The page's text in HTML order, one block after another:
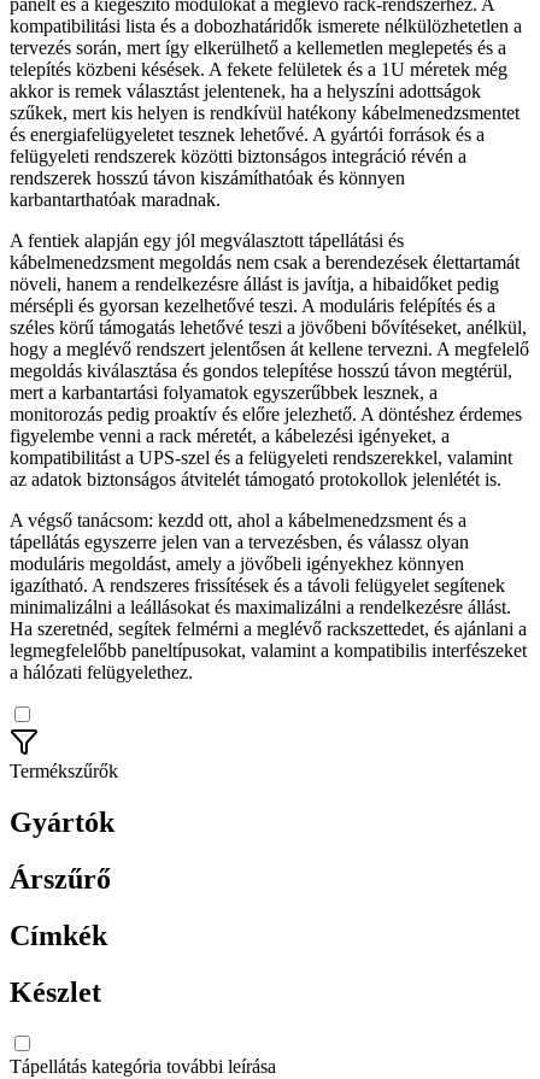
kompatibilitási lista és a dobozhatáridők ismerete nélkülözhetetlen a
tervezés során, mert így elkerülhető a kellemetlen meglepetés és a
telepítés közbeni késések. A fekete felületek és a 1U méretek még
akkor is remek választást jelentenek, ha a helyszíni adottságok
szűkek, mert kis helyen is rendkívül hatékony kábelmenedzsmentet
és energiafelügyeletet tesznek lehetővé. A gyártói források és a
felügyeleti rendszerek közötti biztonságos integráció révén a
rendszerek hosszú távon kiszámíthatóak és könnyen
karbantarthatóak maradnak.
A fentiek alapján egy jól megválasztott tápellátási és
kábelmenedzsment megoldás nem csak a berendezések élettartamát
növeli, hanem a rendelkezésre állást is javítja, a hibaidőket pedig
mérsépli és gyorsan kezelhetővé teszi. A moduláris felépítés és a
széles körű támogatás lehetővé teszi a jövőbeni bővítéseket, anélkül,
hogy a meglévő rendszert jelentősen át kellene tervezni. A megfelelő
megoldás kiválasztása és gondos telepítése hosszú távon megtérül,
mert a karbantartási folyamatok egyszerűbbek lesznek, a
monitorozás pedig proaktív és előre jelezhető. A döntéshez érdemes
figyelembe venni a rack méretét, a kábelezési igényeket, a
kompatibilitást a UPS-szel és a felügyeleti rendszerekkel, valamint
az adatok biztonságos átvitelét támogató protokollok jelenlétét is.
A végső tanácsom: kezdd ott, ahol a kábelmenedzsment és a
tápellátás egyszerre jelen van a tervezésben, és válassz olyan
moduláris megoldást, amely a jövőbeli igényekhez könnyen
igazítható. A rendszeres frissítések és a távoli felügyelet segítenek
minimalizálni a leállásokat és maximalizálni a rendelkezésre állást.
Ha szeretnéd, segítek felmérni a meglévő rackszettedet, és ajánlani a
legmegfelelőbb paneltípusokat, valamint a kompatibilis interfészeket
a hálózati felügyelethez.
Termékszűrők
Gyártók
Árszűrő
Címkék
Készlet
Tápellátás kategória további leírása